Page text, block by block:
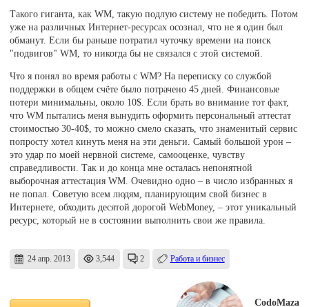
Такого гиганта, как WM, такую подлую систему не победить. Потом
уже на различных Интернет-ресурсах осознал, что не я один был
обманут. Если бы раньше потратил чуточку времени на поиск
"подвигов" WM, то никогда бы не связался с этой системой.
Что я понял во время работы с WM? На переписку со службой
поддержки в общем счёте было потрачено 45 дней. Финансовые
потери минимальны, около 10$. Если брать во внимание тот факт,
что WM пытались меня вынудить оформить персональный аттестат
стоимостью 30-40$, то можно смело сказать, что знаменитый сервис
попросту хотел кинуть меня на эти деньги. Самый большой урон –
это удар по моей нервной системе, самооценке, чувству
справедливости. Так и до конца мне осталась непонятной
выборочная аттестация WM. Очевидно одно – в число избранных я
не попал. Советую всем людям, планирующим свой бизнес в
Интернете, обходить десятой дорогой WebMoney, – этот уникальный
ресурс, который не в состоянии выполнить свои же правила.
24 апр. 2013 3,544 2 Работа и бизнес
CodoMaza